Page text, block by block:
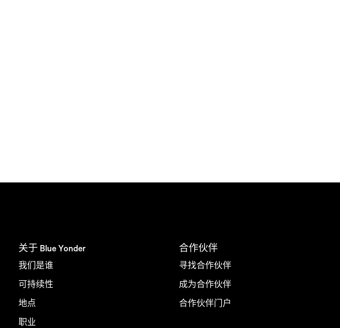
关于 Blue Yonder
我们是谁
可持续性
地点
职业
合作伙伴
寻找合作伙伴
成为合作伙伴
合作伙伴门户